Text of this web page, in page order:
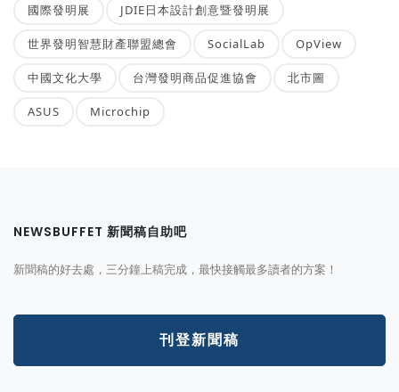
國際發明展 JDIE日本設計創意暨發明展
世界發明智慧財產聯盟總會 SocialLab OpView
中國文化大學 台灣發明商品促進協會 北市圖
ASUS Microchip
NEWSBUFFET 新聞稿自助吧
新聞稿的好去處，三分鐘上稿完成，最快接觸最多讀者的方案！
刊登新聞稿